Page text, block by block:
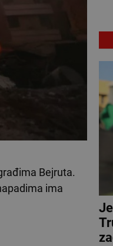
Bejruta.
ima